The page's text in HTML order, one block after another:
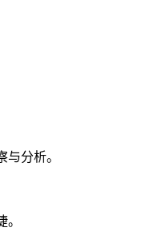
分析。